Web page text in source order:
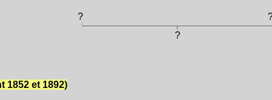
?
?
1852 et 1892)